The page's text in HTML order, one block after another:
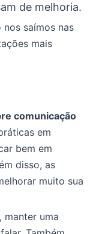
de melhoria.
saímos nas
mais
comunicação
em
bem em
disso, as
muito sua
manter uma